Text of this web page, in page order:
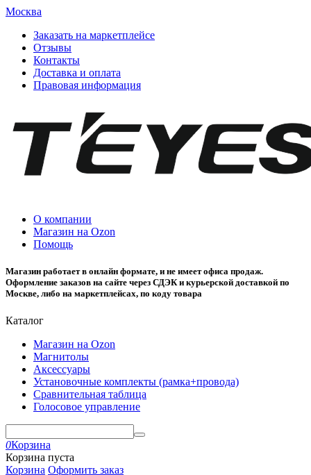
Москва
Заказать на маркетплейсе
Отзывы
Контакты
Доставка и оплата
Правовая информация
О компании
Магазин на Ozon
Помощь
Магазин работает в онлайн формате, и не имеет офиса продаж.
Оформление заказов на сайте через СДЭК и курьерской доставкой по
Москве, либо на маркетплейсах, по коду товара
Каталог
Магазин на Ozon
Магнитолы
Аксессуары
Установочные комплекты (рамка+провода)
Сравнительная таблица
Голосовое управление
0Корзина
Корзина пуста
Корзина Оформить заказ